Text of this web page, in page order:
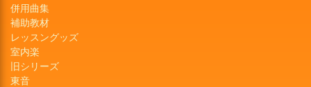
併用曲集
補助教材
レッスングッズ
室内楽
旧シリーズ
東音